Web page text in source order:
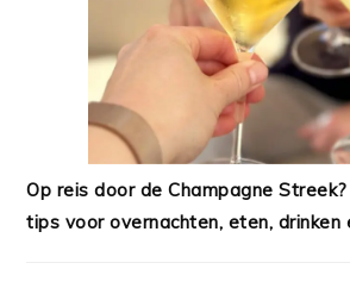
Op reis door de Champagne
tips voor overnachten, eten, drinken